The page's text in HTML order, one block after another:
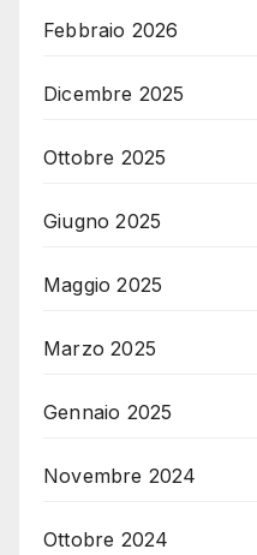
Febbraio 2026
Dicembre 2025
Ottobre 2025
Giugno 2025
Maggio 2025
Marzo 2025
Gennaio 2025
Novembre 2024
Ottobre 2024